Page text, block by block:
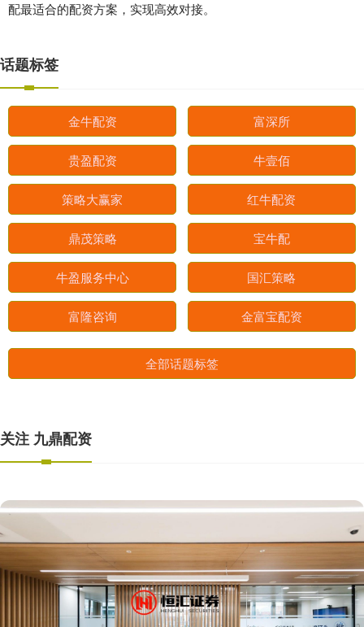
配最适合的配资方案，实现高效对接。
话题标签
金牛配资 富深所
贵盈配资 牛壹佰
策略大赢家 红牛配资
鼎茂策略 宝牛配
牛盈服务中心 国汇策略
富隆咨询 金富宝配资
全部话题标签
关注 九鼎配资